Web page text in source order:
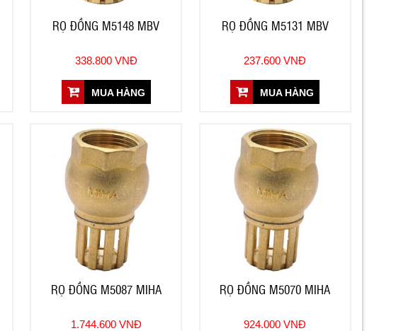
RỌ ĐỒNG M5148 MBV
338.800 VNĐ
MUA HÀNG
RỌ ĐỒNG M5131 MBV
237.600 VNĐ
MUA HÀNG
RỌ ĐỒNG M5087 MIHA
1.744.600 VNĐ
RỌ ĐỒNG M5070 MIHA
924.000 VNĐ